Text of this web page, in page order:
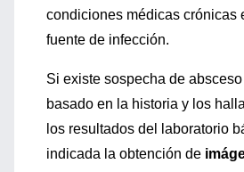
condiciones médicas crónicas
fuente de infección.
Si existe sospecha de
basado en la historia y los
los resultados del laboratorio
indicada la obtención de